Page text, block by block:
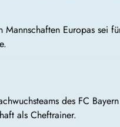
Europas sei
des FC
als Cheftrainer.